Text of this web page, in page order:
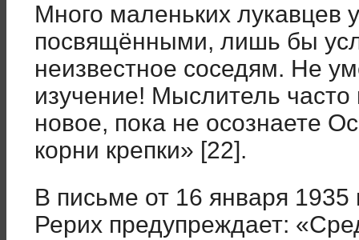
Много маленьких лукавцев
посвящёнными, лишь бы
неизвестное соседям. Не
изучение! Мыслитель
новое, пока не осознаете
корни крепки» [22].
В письме от 16 января
Рерих предупреждает: